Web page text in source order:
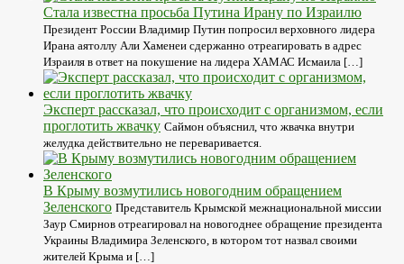
Стала известна просьба Путина Ирану по Израилю
Президент России Владимир Путин попросил верховного лидера
Ирана аятоллу Али Хаменеи сдержанно отреагировать в адрес
Израиля в ответ на покушение на лидера ХАМАС Исмаила […]
Эксперт рассказал, что происходит с организмом, если
проглотить жвачку Саймон объяснил, что жвачка внутри
желудка действительно не переваривается.
В Крыму возмутились новогодним обращением
Зеленского Представитель Крымской межнациональной миссии
Заур Смирнов отреагировал на новогоднее обращение президента
Украины Владимира Зеленского, в котором тот назвал своими
жителей Крыма и […]